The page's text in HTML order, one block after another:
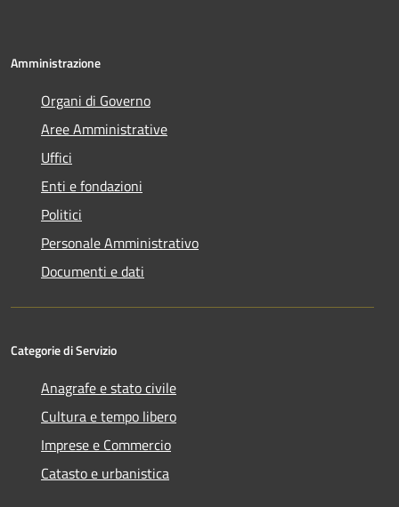
Amministrazione
Organi di Governo
Aree Amministrative
Uffici
Enti e fondazioni
Politici
Personale Amministrativo
Documenti e dati
Categorie di Servizio
Anagrafe e stato civile
Cultura e tempo libero
Imprese e Commercio
Catasto e urbanistica